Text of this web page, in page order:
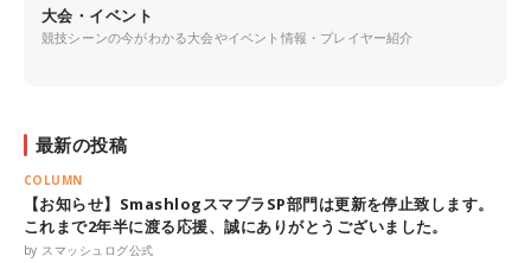
大会・イベント
競技シーンの今がわかる大会やイベント情報・プレイヤー紹介
最新の投稿
COLUMN
【お知らせ】SmashlogスマブラSP部門は更新を停止致します。
これまで2年半に渡る応援、誠にありがとうございました。
by スマッシュログ公式